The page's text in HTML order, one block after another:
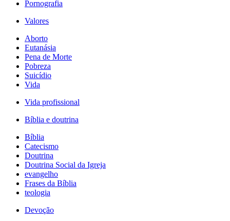
Pornografia
Valores
Aborto
Eutanásia
Pena de Morte
Pobreza
Suicídio
Vida
Vida profissional
Bíblia e doutrina
Bíblia
Catecismo
Doutrina
Doutrina Social da Igreja
evangelho
Frases da Bíblia
teologia
Devoção